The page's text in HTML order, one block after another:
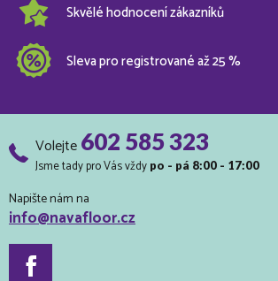
Skvělé hodnocení zákazníků
Sleva pro registrované až 25 %
Volejte602 585 323
Jsme tady pro Vás vždy po - pá 8:00 - 17:00
Napište nám na
info@navafloor.cz